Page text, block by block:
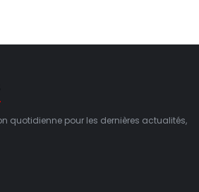
quotidienne pour les dernières actualités,